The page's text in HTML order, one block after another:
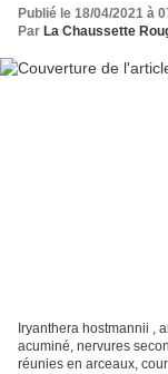
Publié le 18/04/2021 à
Par La Chaussette
Iryanthera hostmannii ,
acuminé, nervures
réunies en arceaux,